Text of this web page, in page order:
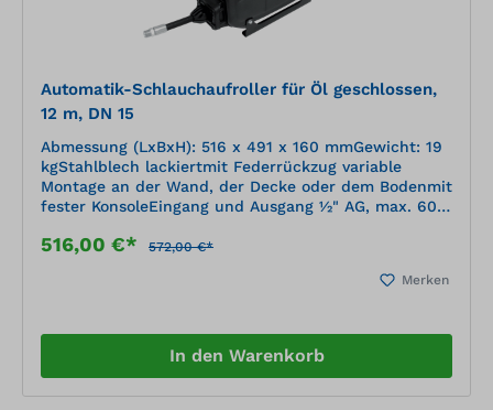
Automatik-Schlauchaufroller für Öl geschlossen,
12 m, DN 15
Abmessung (LxBxH): 516 x 491 x 160 mmGewicht: 19
kgStahlblech lackiertmit Federrückzug variable
Montage an der Wand, der Decke oder dem Bodenmit
fester KonsoleEingang und Ausgang ½" AG, max. 60
516,00 €* 572,00 €*
Merken
In den Warenkorb